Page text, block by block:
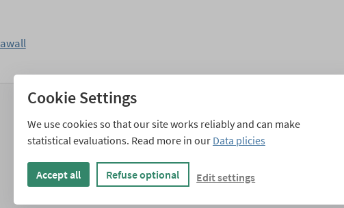
Motivvariationen
Cookie Settings
We use cookies so that our site works reliably and can make
statistical evaluations. Read more in our Data plicies
Accept all Refuse optional Edit settings